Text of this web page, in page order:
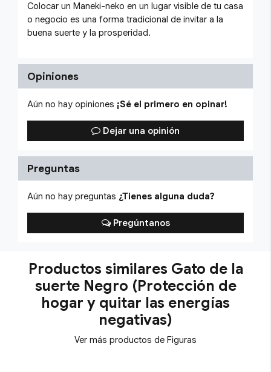
Colocar un Maneki-neko en un lugar visible de tu casa
o negocio es una forma tradicional de invitar a la
buena suerte y la prosperidad.
Opiniones
Aún no hay opiniones ¡Sé el primero en opinar!
Dejar una opinión
Preguntas
Aún no hay preguntas ¿Tienes alguna duda?
Pregúntanos
Productos similares Gato de la
suerte Negro (Protección de
hogar y quitar las energías
negativas)
Ver más productos de Figuras